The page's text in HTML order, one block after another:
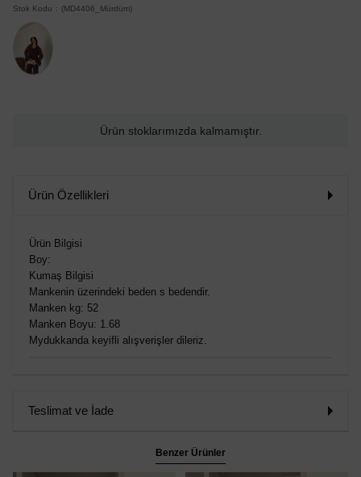
Stok Kodu (MD4406_Mürdüm)
Ürün stoklarımızda kalmamıştır.
Ürün Özellikleri
Ürün Bilgisi
Boy:
Kumaş Bilgisi
Mankenin üzerindeki beden s bedendir.
Manken kg: 52
Manken Boyu: 1.68
Mydukkanda keyifli alışverişler dileriz.
Teslimat ve İade
Benzer Ürünler